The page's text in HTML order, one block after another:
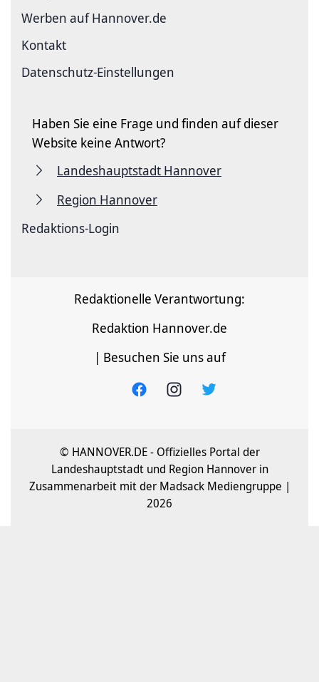
Werben auf Hannover.de
Kontakt
Datenschutz-Einstellungen
Haben Sie eine Frage und finden auf dieser
Website keine Antwort?
Landeshauptstadt Hannover
Region Hannover
Redaktions-Login
Redaktionelle Verantwortung:
Redaktion Hannover.de
| Besuchen Sie uns auf
© HANNOVER.DE - Offizielles Portal der
Landeshauptstadt und Region Hannover in
Zusammenarbeit mit der Madsack Mediengruppe |
2026